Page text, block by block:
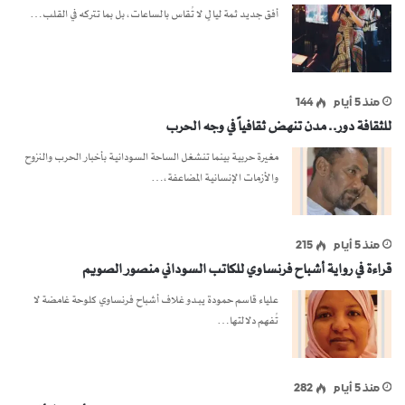
أفق جديد ثمة ليالٍ لا تُقاس بالساعات، بل بما تتركه في القلب…
منذ 5 أيام 144
للثقافة دور.. مدن تنهض ثقافياً في وجه الحرب
مغيرة حربية بينما تنشغل الساحة السودانية بأخبار الحرب والنزوح
والأزمات الإنسانية المضاعفة،…
منذ 5 أيام 215
قراءة في رواية أشباح فرنساوي للكاتب السوداني منصور الصويم
علياء قاسم حمودة يبدو غلاف أشباح فرنساوي كلوحة غامضة لا
تُفهم دلالتها…
منذ 5 أيام 282